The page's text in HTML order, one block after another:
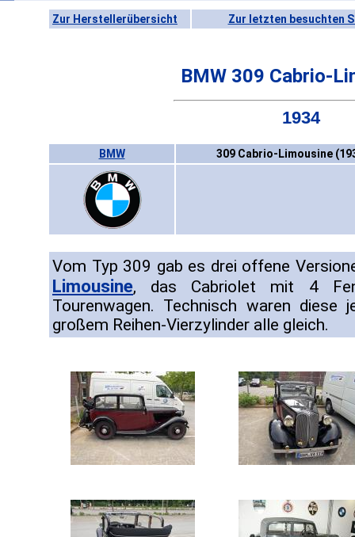
Zur Herstellerübersicht Zur letzten besuchten
BMW 309 Cabrio-
1934
BMW 309 Cabrio-Limousine
Vom Typ 309 gab es drei offene
Limousine, das Cabriolet mit 4
Tourenwagen. Technisch waren
großem Reihen-Vierzylinder alle gleich.